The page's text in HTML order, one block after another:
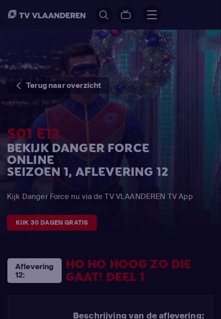
Terug naar overzicht
S01 E12
BEKIJK DANGER FORCE
ONLINE
SEIZOEN 1, AFLEVERING 12
Kijk Danger Force nu via de TV VLAANDEREN TV App
KIJK 30 DAGEN GRATIS
Aflevering
12:
HO HO HOOG ZO DIE
GAAT! DEEL 1
Beschrijving van de aflevering: